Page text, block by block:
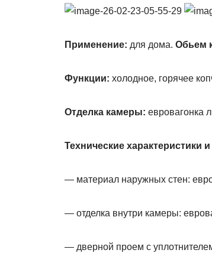
Применение: для дома. Обьем
Функции: холодное, горячее
Отделка камеры: евровагонка
Технические характеристики
— материал наружных стен:
— отделка внутри камеры:
— дверной проем с